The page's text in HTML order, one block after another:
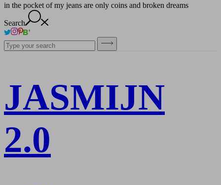
in the pocket of my jeans are only coins and broken dreams
Search
JASMIJN
2.0